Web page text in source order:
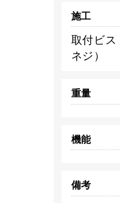
施工
取付ビ
ネジ）
重量
機能
備考